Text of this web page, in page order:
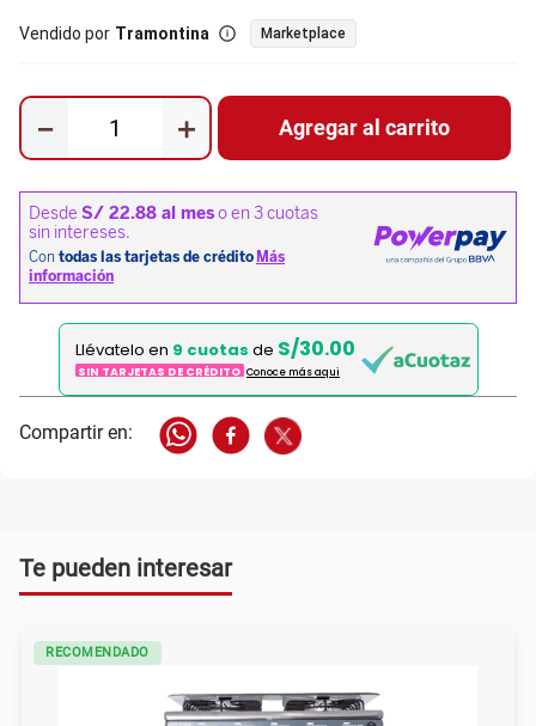
Vendido por Tramontina Marketplace
＋
－ Agregar al carrito
Llévatelo en 9 cuotas de S/30.00
SIN TARJETAS DE CRÉDITO Conoce más aqui
Te pueden interesar
RECOMENDADO